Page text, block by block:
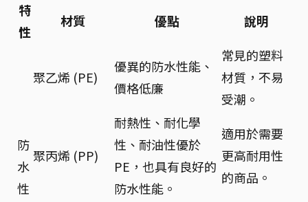
特
性
材質 優點 說明
防
水
性
聚乙烯 (PE)
優異的防水性能、
價格低廉
常見的塑料
材質，不易
受潮。
聚丙烯 (PP)
耐熱性、耐化學
性、耐油性優於
PE，也具有良好的
防水性能。
適用於需要
更高耐用性
的商品。